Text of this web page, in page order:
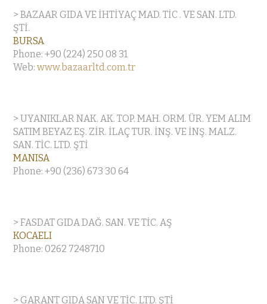
> BAZAAR GIDA VE İHTİYAÇ MAD. TİC . VE SAN. LTD.
ŞTİ.
BURSA
Phone: +90 (224) 250 08 31
Web: www.bazaarltd.com.tr
> UYANIKLAR NAK. AK. TOP. MAH. ORM. ÜR. YEM ALIM
SATIM BEYAZ EŞ. ZİR. İLAÇ TUR. İNŞ. VE İNŞ. MALZ.
SAN. TİC. LTD. ŞTİ
MANISA
Phone: +90 (236) 673 30 64
> FASDAT GIDA DAĞ. SAN. VE TİC. AŞ
KOCAELI
Phone: 0262 7248710
> GARANT GIDA SAN VE TİC. LTD. ŞTİ